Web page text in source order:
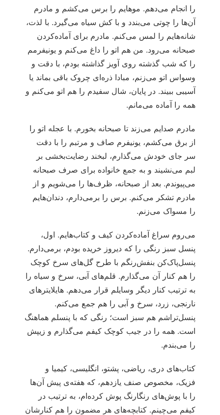
را انجام می‌دهم. موهایم را برس می‌کشم و مادرم
آن‌ها را چوتی می‌بندد و با کش سیاه می‌گیرد. با لذت،
شانه‌هایم را لمس می‌کنم. مادرم برای آماده‌کردن
صبحانه می‌رود. من هم اتو را داغ می‌کنم و یونیفرمم
را که شب گذشته روی آویز گذاشته بودم، با دقت و
وسواس اتو می‌زنم، مبادا ذره‌ای چروک باقی بماند یا
آسیبی ببیند. در پایان، شال سفیدم را هم اتو می‌کنم و
همه را آماده می‌مانم.
مادرم صدایم می‌زند تا صبحانه بخورم. با عجله اتو را
از برق می‌کشم، یونیفرم صاف و مرتبم را با دقت
سر جای خودش می‌گذارم، لبخند رضایت‌بخشی بر
لبم می‌نشیند و به جمع خانواده برای صرف صبحانه
می‌پیوندم. بعد از صبحانه، ظرف‌ها را می‌شویم و از
مادرم تشکر می‌کنم. برس را برمی‌دارم، دندان‌هایم
را مسواک می‌زنم.
می‌روم سراغ آماده‌کردن کیف و کتاب‌هایم. اول،
پنسل سبز رنگی را که دیروز خریده بودم، برمی‌دارم.
پنسل‌پاک‌کن بنفش‌رنگم با طرح گل‌های سرخ کوچک
را هم کنار آن می‌گذارم. قلم‌های آبی، سرخ و سیاه را
به ترتیب کنار دیگر وسایلم قرار می‌دهم. هایلایترهای
نارنجی، زرد، سرخ و آبی را هم جمع می‌کنم.
پنسل‌تراشم هم سبز است؛ رنگی که با پنسلم هماهنگ
است. همه را در جیب کوچک کیفم می‌گذارم و زیپش
را می‌بندم.
کتاب‌های دری، ریاضی، پشتو، انگلیسی، کیمیا و
فزیک، مخصوص صنف یازدهم، که هفته‌ی پیش آن‌ها
را با پوش‌های رنگارنگ پوش کرده‌ام، به ترتیب در
کیفم می‌چینم. کتابچه‌های هر مضمون را هم کنارشان